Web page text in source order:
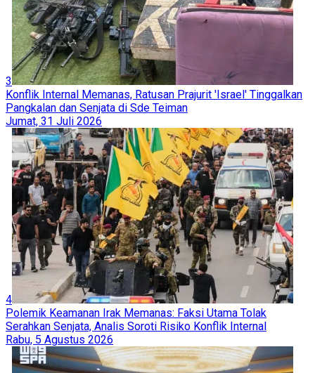
3
Konflik Internal Memanas, Ratusan Prajurit 'Israel' Tinggalkan
Pangkalan dan Senjata di Sde Teiman
Jumat, 31 Juli 2026
4
Polemik Keamanan Irak Memanas: Faksi Utama Tolak
Serahkan Senjata, Analis Soroti Risiko Konflik Internal
Rabu, 5 Agustus 2026